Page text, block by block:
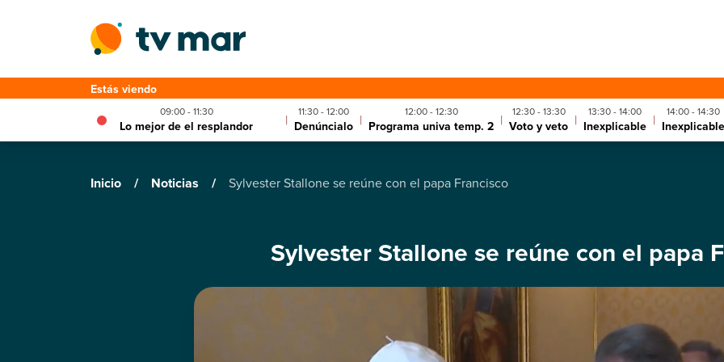
Estás viendo
09:00 - 11:30
Lo mejor de el resplandor | 11:30 - 12:00
Denúncialo | 12:00 - 12:30
Programa univa temp. 2 | 12:30 - 13:30
Voto y veto | 13:30 - 14:00
Inexplicable | 14:00 - 14:30
Inexplicable
Inicio / Noticias / Sylvester Stallone se reúne con el papa Francisco
Sylvester Stallone se reúne con el papa